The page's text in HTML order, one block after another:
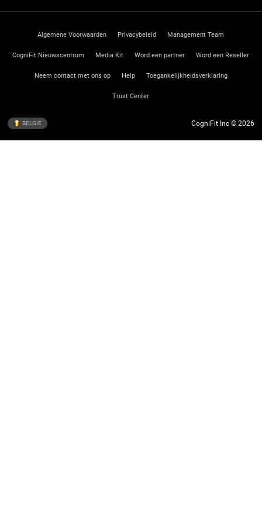
Algemene Voorwaarden Privacybeleid Management Team
CogniFit Nieuwscentrum Media Kit Word een partner Word een Reseller
Neem contact met ons op Help Toegankelijkheidsverklaring
Trust Center
BELGIE CogniFit Inc © 2026